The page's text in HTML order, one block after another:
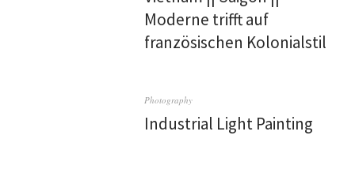
Moderne trifft auf
französischen Kolonialstil
Photography
Industrial Light Painting